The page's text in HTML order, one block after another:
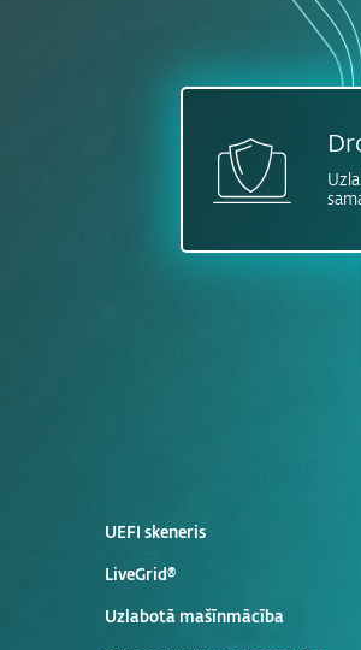
UEFI skeneris
LiveGrid®
Uzlabotā mašīnmācība